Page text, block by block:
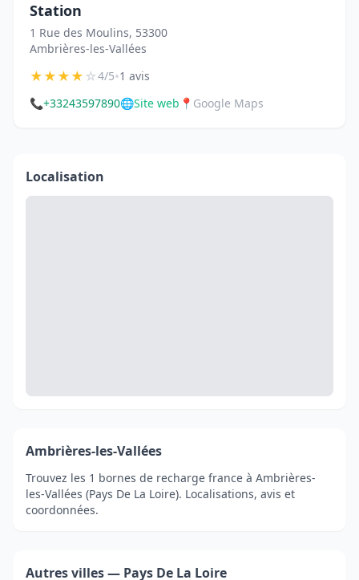
Station
1 Rue des Moulins, 53300
Ambrières-les-Vallées
★★★★☆4/5•1 avis
📞+33243597890🌐Site web 📍 Google Maps
Localisation
Ambrières-les-Vallées
Trouvez les 1 bornes de recharge france à Ambrières-
les-Vallées (Pays De La Loire). Localisations, avis et
coordonnées.
Autres villes — Pays De La Loire